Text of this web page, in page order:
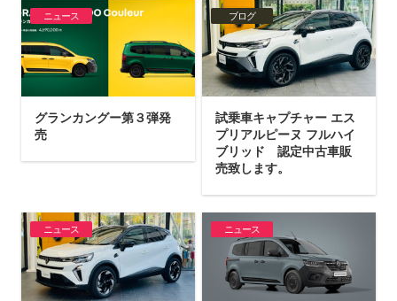
ニュース
グランカングー第３弾発
売
ブログ
試乗車キャプチャー エス
プリアルピーヌ フルハイ
ブリッド 認定中古車販
売致します。
ニュース ニュース